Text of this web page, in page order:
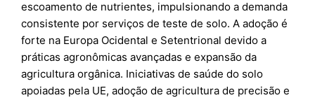
escoamento de nutrientes, impulsionando a demanda
consistente por serviços de teste de solo. A adoção é
forte na Europa Ocidental e Setentrional devido a
práticas agronômicas avançadas e expansão da
agricultura orgânica. Iniciativas de saúde do solo
apoiadas pela UE, adoção de agricultura de precisão e